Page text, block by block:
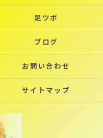
足ツボ
ブログ
お問い合わせ
サイトマップ